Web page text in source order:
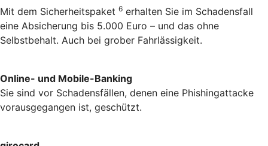
Mit dem Sicherheitspaket 6 erhalten Sie im Schadensfall
eine Absicherung bis 5.000 Euro – und das ohne
Selbstbehalt. Auch bei grober Fahrlässigkeit.
Online- und Mobile-Banking
Sie sind vor Schadensfällen, denen eine Phishingattacke
vorausgegangen ist, geschützt.